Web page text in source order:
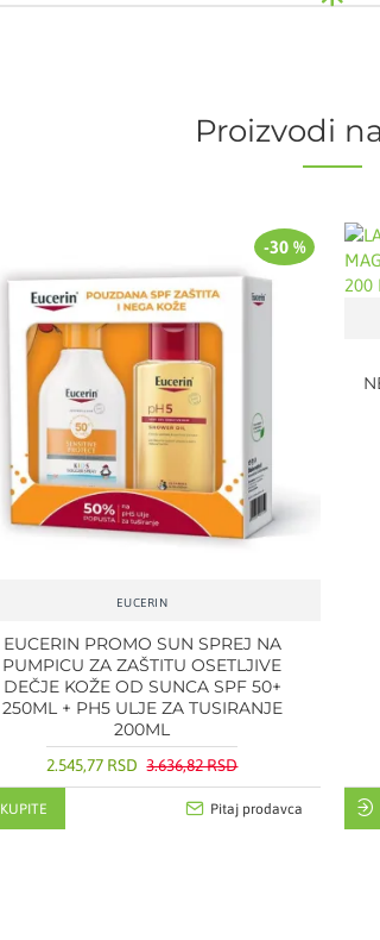
Proizvodi
-30 %
EUCERIN
EUCERIN PROMO SUN SPREJ NA
PUMPICU ZA ZAŠTITU OSETLJIVE
DEČJE KOŽE OD SUNCA SPF 50+
250ML + PH5 ULJE ZA TUSIRANJE
200ML
2.545,77 RSD 3.636,82 RSD
KUPITE Pitaj prodavca